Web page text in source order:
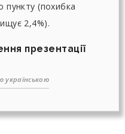
пункту (похибка
2,4%).
презентації